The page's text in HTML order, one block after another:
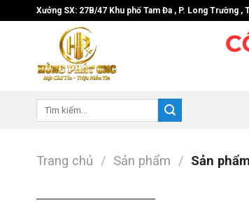
to
Xưởng SX: 27B/47 Khu phố Tam Đa , P. Long Trường ,
Tìm
Trang chủ / Sản phẩm / Sản